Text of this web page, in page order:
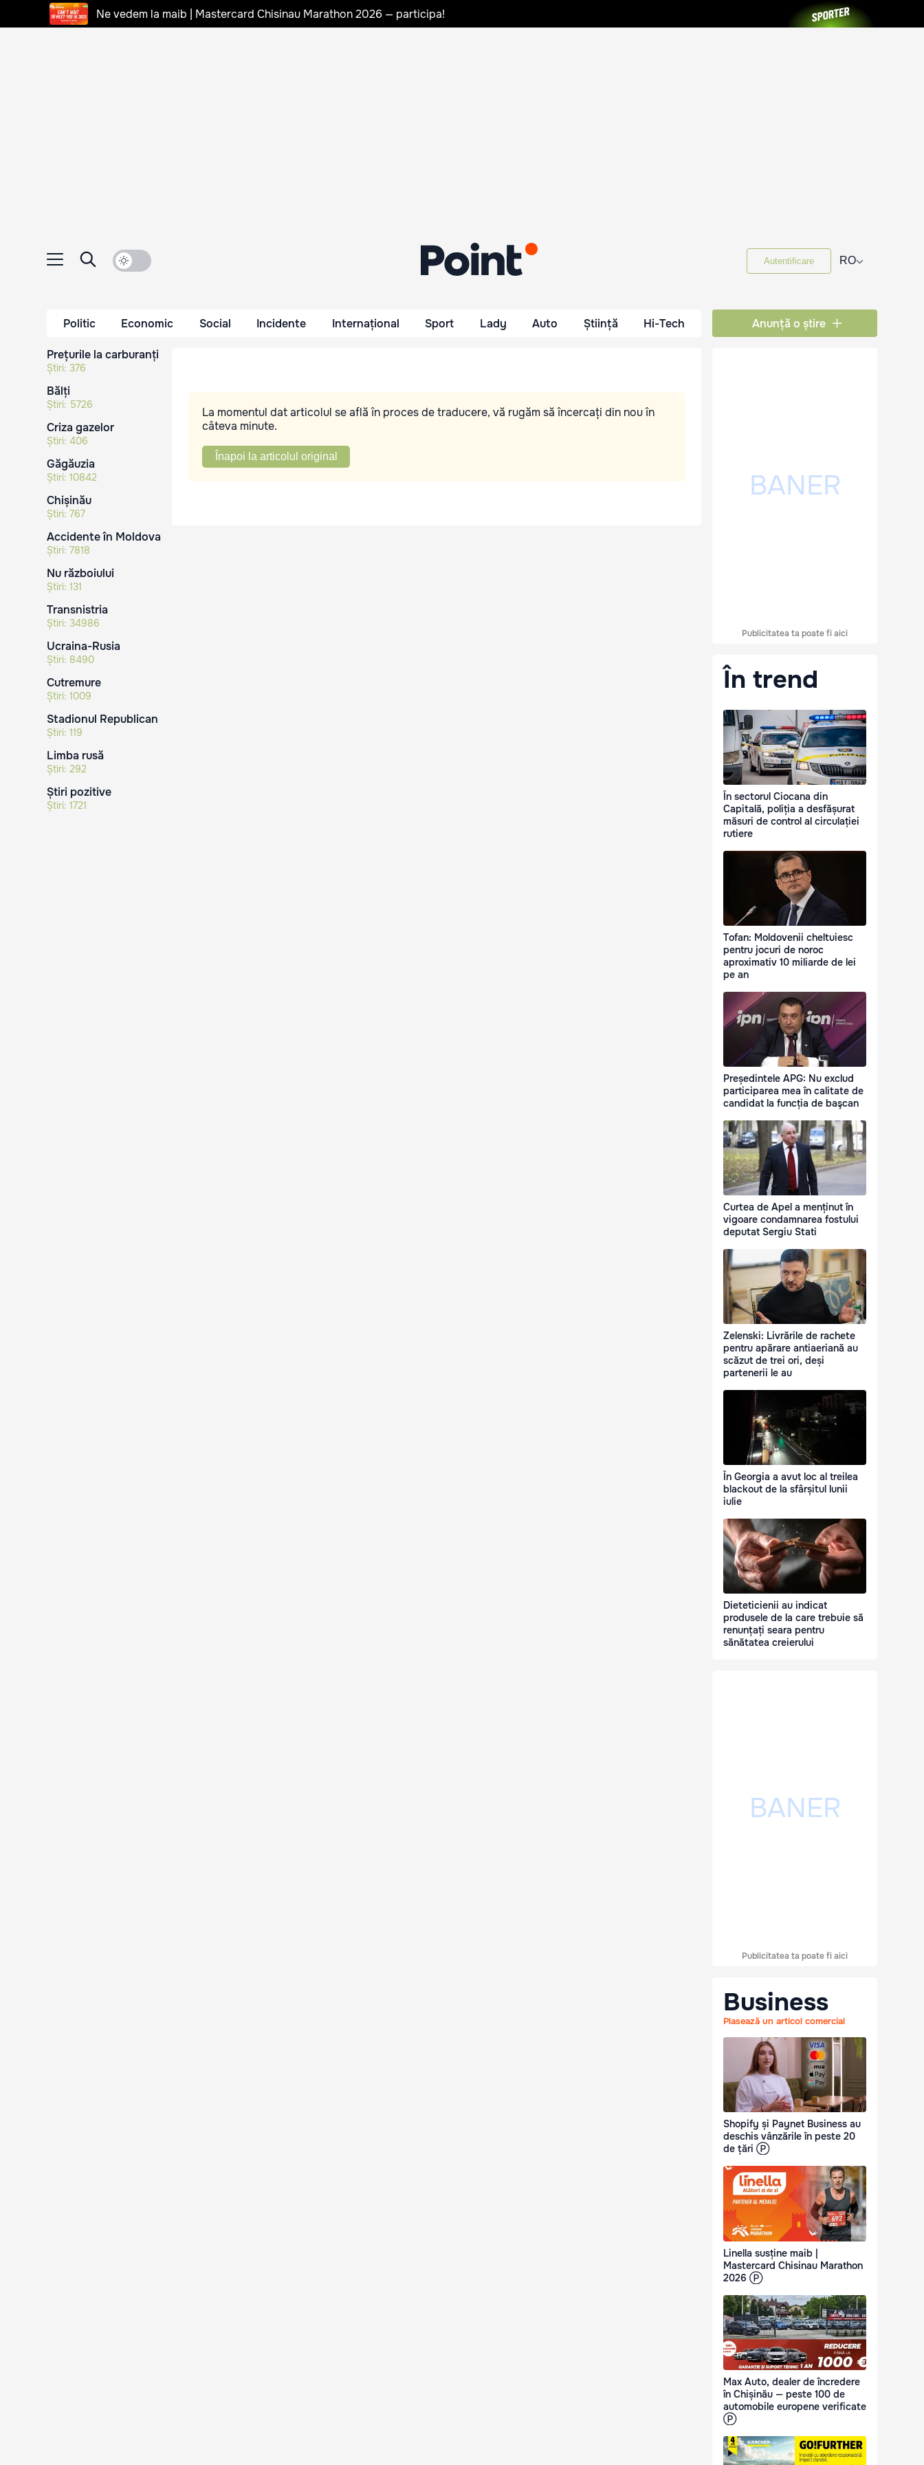
Ne vedem la maib | Mastercard Chisinau Marathon 2026 — participa!
Autentificare RO⌵
Politic Economic Social Incidente Internațional Sport Lady Auto Știință Hi-Tech Anunță o știre
Prețurile la carburanți
Știri: 376
Bălți
Știri: 5726
Criza gazelor
Știri: 406
Găgăuzia
Știri: 10842
Chișinău
Știri: 767
Accidente în Moldova
Știri: 7818
Nu războiului
Știri: 131
Transnistria
Știri: 34986
Ucraina-Rusia
Știri: 8490
Cutremure
Știri: 1009
Stadionul Republican
Știri: 119
Limba rusă
Știri: 292
Știri pozitive
Știri: 1721
La momentul dat articolul se află în proces de traducere, vă rugăm să încercați din nou în
câteva minute.
Înapoi la articolul original
Publicitatea ta poate fi aici
În trend
În sectorul Ciocana din
Capitală, poliția a desfășurat
măsuri de control al circulației
rutiere
Tofan: Moldovenii cheltuiesc
pentru jocuri de noroc
aproximativ 10 miliarde de lei
pe an
Președintele APG: Nu exclud
participarea mea în calitate de
candidat la funcția de başcan
Curtea de Apel a menținut în
vigoare condamnarea fostului
deputat Sergiu Stati
Zelenski: Livrările de rachete
pentru apărare antiaeriană au
scăzut de trei ori, deși
partenerii le au
În Georgia a avut loc al treilea
blackout de la sfârșitul lunii
iulie
Dieteticienii au indicat
produsele de la care trebuie să
renunțați seara pentru
sănătatea creierului
Publicitatea ta poate fi aici
Business
Plasează un articol comercial
Shopify și Paynet Business au
deschis vânzările în peste 20
de țări Ⓟ
Linella susține maib |
Mastercard Chisinau Marathon
2026 Ⓟ
Max Auto, dealer de încredere
în Chișinău — peste 100 de
automobile europene verificate
Ⓟ